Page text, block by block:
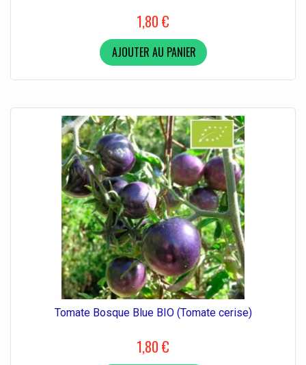
1,80 €
AJOUTER AU PANIER
Tomate Bosque Blue BIO (Tomate cerise)
1,80 €